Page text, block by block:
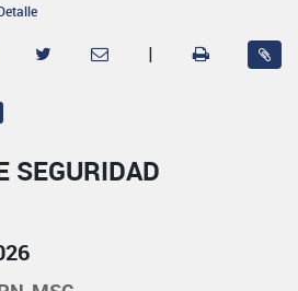
|
SEGURIDAD